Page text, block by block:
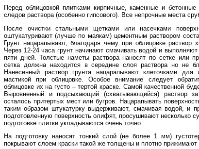
Перед облицовкой плитками кирпичные, каменные и
следов раствора (особенно гипсового). Все непрочные места
После очистки стальными щетками или насечками
оштукатуривают (лучше по маякам) цементным раствором
Грунт нацарапывают, благодаря чему при облицовке
Через 12-24 часа грунт начинают смачивать водой и
пяти дней. Толстые наметы раствора наносят по сетке или
сетка должна находится в середине слоя раствора но не
Нанесенный раствор грунта нацарапывают клеточками
мастикой при облицовке. Особое внимание следует
облицовке их на густо – тертой краске. Самой качественной
Выровненный и подсыхающий (схватывающийся) раствор
осталось притертых мест или бугров. Нацарапывать
таким образом штукатурку выдерживают, смачивая водой, и
подготовленную поверхность олифят, просушивают несколько
подготовке плитки укладываются очень точно.
На подготовку наносят тонкий слой (не более 1 мм)
покрывают слоем краски такой же толщены и плотно прижимают